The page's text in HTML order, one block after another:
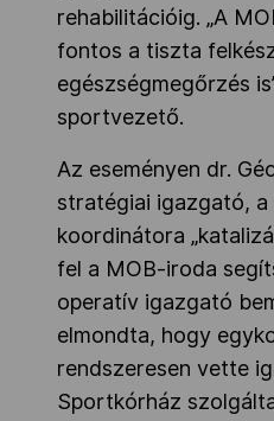
rehabilitációig. „A
fontos a tiszta
egészségmegőrzés
sportvezető.
Az eseményen dr.
stratégiai igazgató,
koordinátora
fel a MOB-iroda
operatív igazgató
elmondta, hogy
rendszeresen vette
Sportkórház